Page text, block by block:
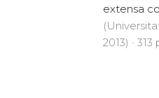
extensa
2013) ·